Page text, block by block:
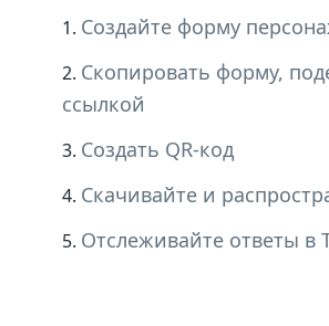
Создайте форму
Скопировать форму,
ссылкой
Создать QR-код
Скачивайте и
Отслеживайте ответы в